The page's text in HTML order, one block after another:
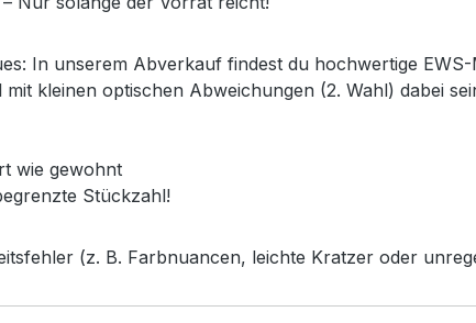
In unserem Abverkauf findest du hochwertige
kleinen optischen Abweichungen (2. Wahl) dabei
wie gewohnt
Stückzahl!
(z. B. Farbnuancen, leichte Kratzer oder